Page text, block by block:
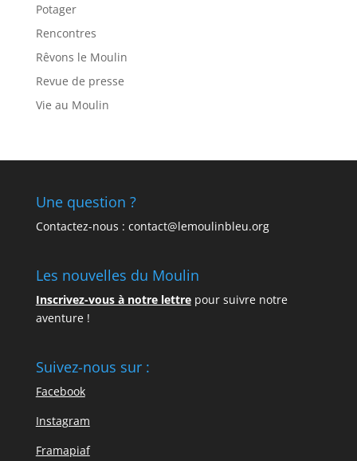
Potager
Rencontres
Rêvons le Moulin
Revue de presse
Vie au Moulin
Une question ?
Contactez-nous : contact@lemoulinbleu.org
Les nouvelles du Moulin
Inscrivez-vous à notre lettrepour suivre notre
aventure !
Suivez-nous sur :
Facebook
Instagram
Framapiaf